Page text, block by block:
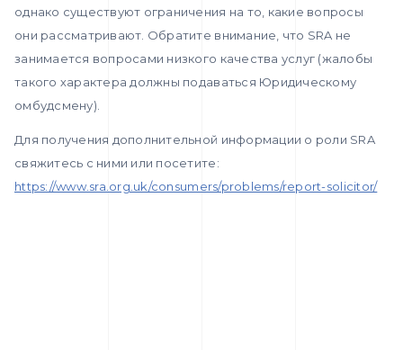
однако существуют ограничения на то, какие вопросы
они рассматривают. Обратите внимание, что SRA не
занимается вопросами низкого качества услуг (жалобы
такого характера должны подаваться Юридическому
омбудсмену).
Для получения дополнительной информации о роли SRA
свяжитесь с ними или посетите:
https://www.sra.org.uk/consumers/problems/report-solicitor/